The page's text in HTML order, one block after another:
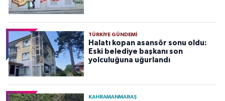
TÜRKIYE GÜNDEMI
Halatı kopan asansör sonu oldu:
Eski belediye başkanı son
yolculuğuna uğurlandı
KAHRAMANMARAŞ